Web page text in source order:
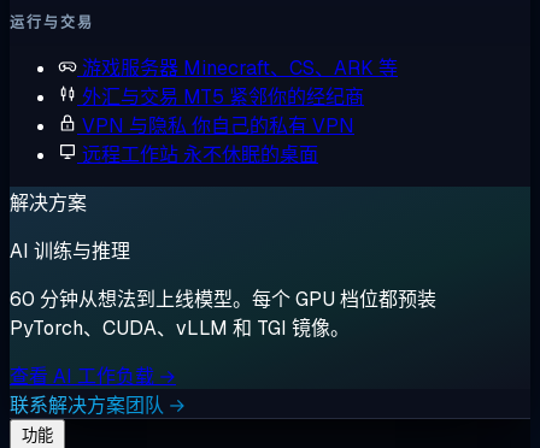
运行与交易
游戏服务器 Minecraft、CS、ARK 等
外汇与交易 MT5 紧邻你的经纪商
VPN 与隐私 你自己的私有 VPN
远程工作站 永不休眠的桌面
解决方案
AI 训练与推理
60 分钟从想法到上线模型。每个 GPU 档位都预装
PyTorch、CUDA、vLLM 和 TGI 镜像。
查看 AI 工作负载 →
联系解决方案团队 →